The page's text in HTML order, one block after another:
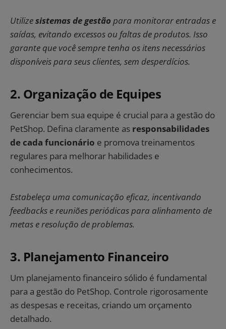
Utilizesistemas de gestão para monitorar entradas e
saídas, evitando excessos ou faltas de produtos. Isso
garante que você sempre tenha os itens necessários
disponíveis para seus clientes, sem desperdícios.
2. Organização de Equipes
Gerenciar bem sua equipe é crucial para a gestão do
PetShop. Defina claramente as responsabilidades
de cada funcionário e promova treinamentos
regulares para melhorar habilidades e
conhecimentos.
Estabeleça uma comunicação eficaz, incentivando
feedbacks e reuniões periódicas para alinhamento de
metas e resolução de problemas.
3. Planejamento Financeiro
Um planejamento financeiro sólido é fundamental
para a gestão do PetShop. Controle rigorosamente
as despesas e receitas, criando um orçamento
detalhado.